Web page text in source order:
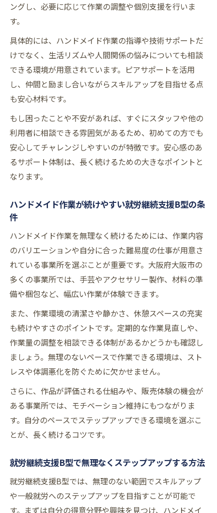
ングし、必要に応じて作業の調整や個別支援を行いま
す。
具体的には、ハンドメイド作業の指導や技術サポートだ
けでなく、生活リズムや人間関係の悩みについても相談
できる環境が用意されています。ピアサポートを活用
し、仲間と励まし合いながらスキルアップを目指せる点
も安心材料です。
もし困ったことや不安があれば、すぐにスタッフや他の
利用者に相談できる雰囲気があるため、初めての方でも
安心してチャレンジしやすいのが特徴です。安心感のあ
るサポート体制は、長く続けるための大きなポイントと
なります。
ハンドメイド作業が続けやすい就労継続支援B型の条
件
ハンドメイド作業を無理なく続けるためには、作業内容
のバリエーションや自分に合った難易度の仕事が用意さ
れている事業所を選ぶことが重要です。大阪府大阪市の
多くの事業所では、手芸やアクセサリー製作、材料の準
備や梱包など、幅広い作業が体験できます。
また、作業環境の清潔さや静かさ、休憩スペースの充実
も続けやすさのポイントです。定期的な作業見直しや、
作業量の調整を相談できる体制があるかどうかも確認し
ましょう。無理のないペースで作業できる環境は、スト
レスや体調悪化を防ぐために欠かせません。
さらに、作品が評価される仕組みや、販売体験の機会が
ある事業所では、モチベーション維持にもつながりま
す。自分のペースでステップアップできる環境を選ぶこ
とが、長く続けるコツです。
就労継続支援B型で無理なくステップアップする方法
就労継続支援B型では、無理のない範囲でスキルアップ
や一般就労へのステップアップを目指すことが可能で
す。まずは自分の得意分野や興味を見つけ、ハンドメイ